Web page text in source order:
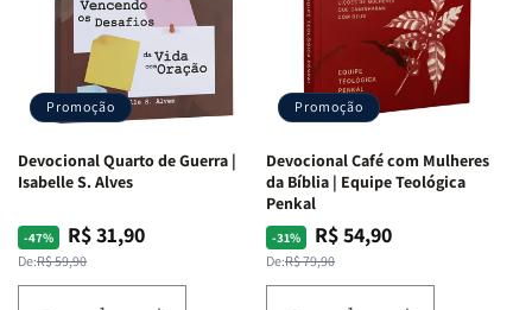
Promoção
Devocional Quarto de Guerra |
Isabelle S. Alves
-47%
Preço
normal
De:R$ 59,90
Preço
promocional
R$ 31,90
Promoção
Devocional Café com Mulheres
da Bíblia | Equipe Teológica
Penkal
-31%
Preço
normal
De:R$ 79,90
Preço
promocional
R$ 54,90